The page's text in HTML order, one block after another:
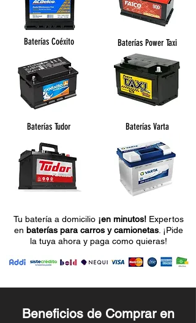
Baterías Coéxito
Baterías Tudor
Baterías Power Taxi
Baterías Varta
Tu batería a domicilio ¡en minutos!Expertos
en baterías para carros y camionetas. ¡Pide
la tuya ahora y paga como quieras!
Beneficios de Comprar en